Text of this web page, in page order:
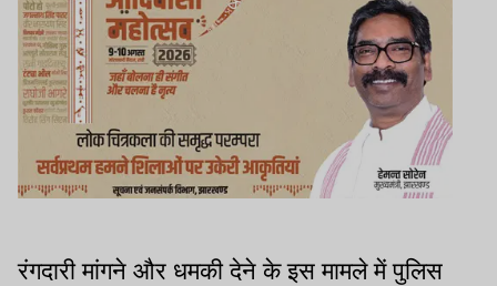
रंगदारी मांगने और धमकी देने के इस मामले में पुलिस